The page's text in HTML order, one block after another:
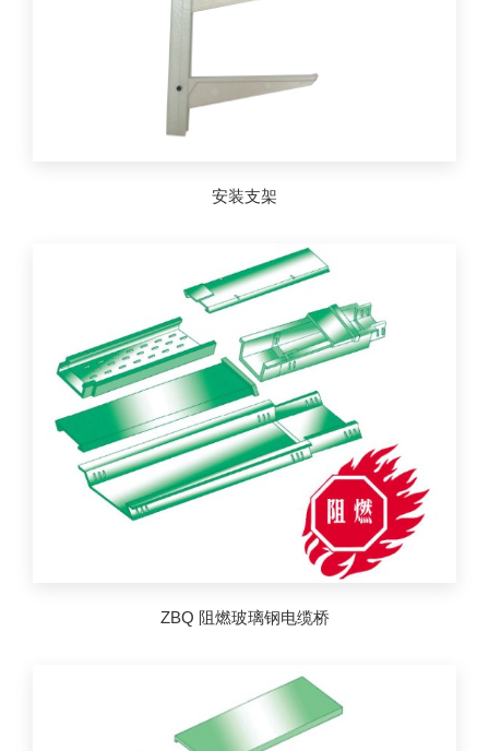
安装支架
ZBQ 阻燃玻璃钢电缆桥